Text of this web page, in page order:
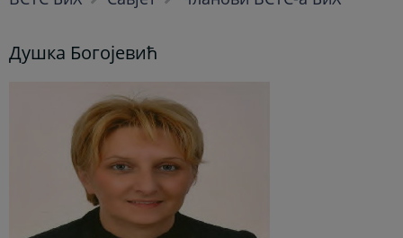
Душка Богојевић